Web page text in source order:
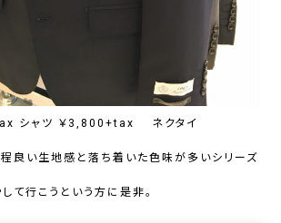
シャツ ￥3,800+tax ネクタイ
良い生地感と落ち着いた色味が多いシリーズ
て行こうという方に是非。